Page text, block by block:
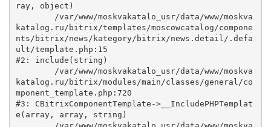
ray, object)
katalog.ru/bitrix/templates/moscowcatalog/compone
nts/bitrix/news/kategory/bitrix/news.detail/.defa
ult/template.php:15
#2: include(string)
katalog.ru/bitrix/modules/main/classes/general/co
mponent_template.php:720
#3: CBitrixComponentTemplate->__IncludePHPTemplat
e(array, array, string)